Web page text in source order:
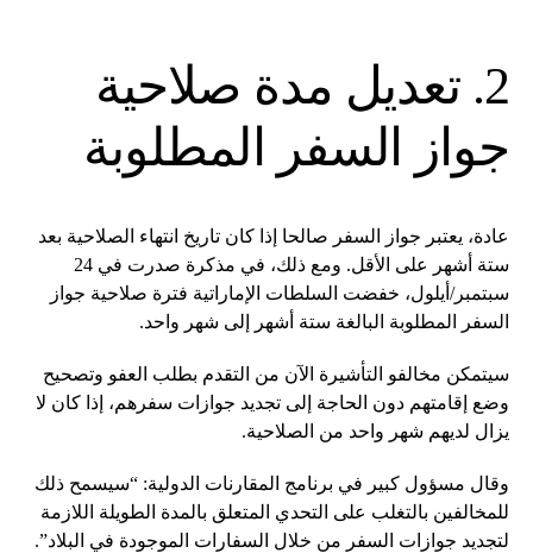
2. تعديل مدة صلاحية
جواز السفر المطلوبة
عادة، يعتبر جواز السفر صالحا إذا كان تاريخ انتهاء الصلاحية بعد
ستة أشهر على الأقل. ومع ذلك، في مذكرة صدرت في 24
سبتمبر/أيلول، خفضت السلطات الإماراتية فترة صلاحية جواز
السفر المطلوبة البالغة ستة أشهر إلى شهر واحد.
سيتمكن مخالفو التأشيرة الآن من التقدم بطلب العفو وتصحيح
وضع إقامتهم دون الحاجة إلى تجديد جوازات سفرهم، إذا كان لا
يزال لديهم شهر واحد من الصلاحية.
وقال مسؤول كبير في برنامج المقارنات الدولية: “سيسمح ذلك
للمخالفين بالتغلب على التحدي المتعلق بالمدة الطويلة اللازمة
لتجديد جوازات السفر من خلال السفارات الموجودة في البلاد”.